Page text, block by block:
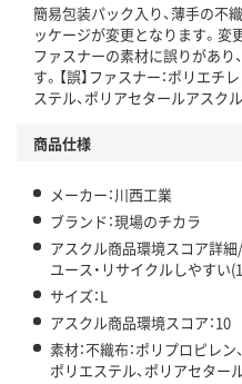
この商品の環境配慮ポイントで
アスクル商品環境スコア詳細／
簡易包装パック入り、薄手の
ッケージが変更となります。
ファスナーの素材に誤りがあり
す。【誤】ファスナー：ポリエチ
ステル、ポリアセタールアスク
商品仕様
メーカー：川西工業
ブランド：現場のチカラ
アスクル商品環境スコア詳細
ユース・リサイクルしやすい
サイズ：L
アスクル商品環境スコア：10
素材：不織布：ポリプロピレン
ポリエステル、ポリアセタール